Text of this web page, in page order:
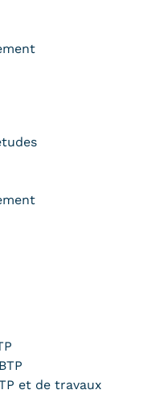
et de travaux